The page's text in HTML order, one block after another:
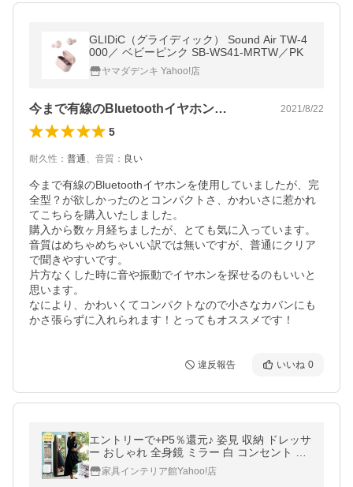
GLIDiC（グライディック） Sound Air TW-4
000／ ベビーピンク SB-WS41-MRTW／PK
ヤマダデンキ Yahoo!店
今まで有線のBluetoothイヤホン… 2021/8/22
5
耐久性 ： 普通、 音質 ： 良い
今まで有線のBluetoothイヤホンを使用していましたが、完
全型？が欲しかったのとコンパクトさ、かわいさに惹かれ
てこちらを購入いたしました。
購入から数ヶ月経ちましたが、とても気に入っています。
音質はめちゃめちゃいい訳では無いですが、普通にクリア
で聞きやすいです。
片方なくした時に音や振動でイヤホンを探せるのもいいと
思います。
なにより、かわいくてコンパクトなので小さなカバンにも
かさ張らずに入れられます！とってもオススメです！
違反報告 いいね 0
エントリーで+P5％還元♪ 姿見 収納 ドレッサ
ー おしゃれ 全身鏡 ミラー 白 コンセント ド
レッサーミラー鏡台 スツール 安い DSRA-40
37家具インテリア館Yahoo!店